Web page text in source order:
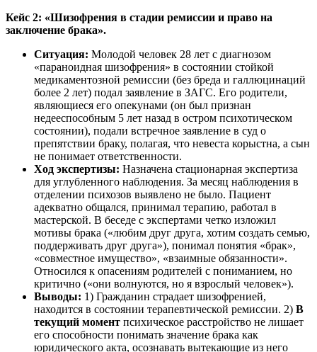
Кейс 2: «Шизофрения в стадии ремиссии и право на
заключение брака».
Ситуация: Молодой человек 28 лет с диагнозом
«параноидная шизофрения» в состоянии стойкой
медикаментозной ремиссии (без бреда и галлюцинаций
более 2 лет) подал заявление в ЗАГС. Его родители,
являющиеся его опекунами (он был признан
недееспособным 5 лет назад в остром психотическом
состоянии), подали встречное заявление в суд о
препятствии браку, полагая, что невеста корыстна, а сын
не понимает ответственности.
Ход экспертизы: Назначена стационарная экспертиза
для углубленного наблюдения. За месяц наблюдения в
отделении психозов выявлено не было. Пациент
адекватно общался, принимал терапию, работал в
мастерской. В беседе с экспертами четко изложил
мотивы брака («любим друг друга, хотим создать семью,
поддерживать друг друга»), понимал понятия «брак»,
«совместное имущество», «взаимные обязанности».
Относился к опасениям родителей с пониманием, но
критично («они волнуются, но я взрослый человек»).
Выводы: 1) Гражданин страдает шизофренией,
находится в состоянии терапевтической ремиссии. 2) В
текущий момент психическое расстройство не лишает
его способности понимать значение брака как
юридического акта, осознавать вытекающие из него